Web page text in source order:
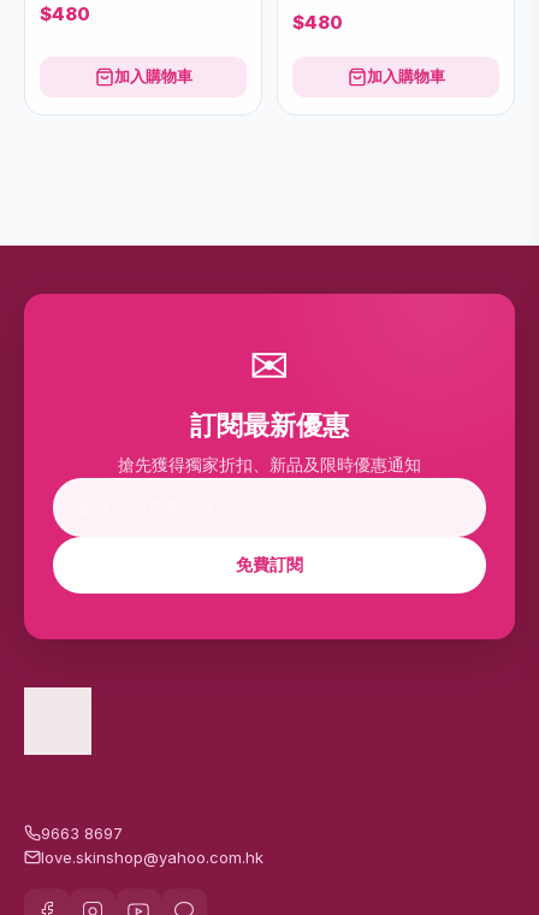
$480
加入購物車
$480
加入購物車
✉
訂閱最新優惠
搶先獲得獨家折扣、新品及限時優惠通知
免費訂閱
9663 8697
love.skinshop@yahoo.com.hk